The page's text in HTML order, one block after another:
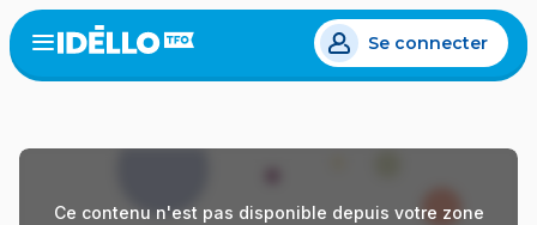
Aller
au
contenu
Open
menu
Se connecter
Ce contenu n'est pas disponible depuis votre zone